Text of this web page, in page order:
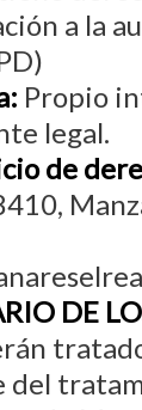
a la
Propio
legal.
de
DE
del